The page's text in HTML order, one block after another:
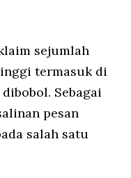
sejumlah
termasuk di
Sebagai
pesan
salah satu